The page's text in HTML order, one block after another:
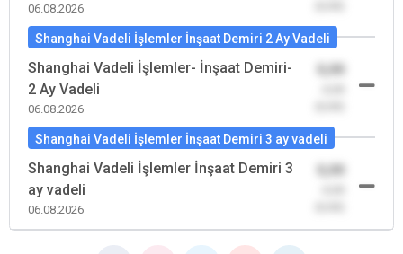
06.08.2026
Shanghai Vadeli İşlemler İnşaat Demiri 2 Ay Vadeli
Shanghai Vadeli İşlemler- İnşaat Demiri-
2 Ay Vadeli
06.08.2026
Shanghai Vadeli İşlemler İnşaat Demiri 3 ay vadeli
Shanghai Vadeli İşlemler İnşaat Demiri 3
ay vadeli
06.08.2026